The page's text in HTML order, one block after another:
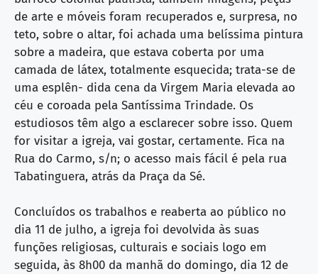
de arte e móveis foram recuperados e, surpresa, no
teto, sobre o altar, foi achada uma belíssima pintura
sobre a madeira, que estava coberta por uma
camada de látex, totalmente esquecida; trata-se de
uma esplên- dida cena da Virgem Maria elevada ao
céu e coroada pela Santíssima Trindade. Os
estudiosos têm algo a esclarecer sobre isso. Quem
for visitar a igreja, vai gostar, certamente. Fica na
Rua do Carmo, s/n; o acesso mais fácil é pela rua
Tabatinguera, atrás da Praça da Sé.
Concluídos os trabalhos e reaberta ao público no
dia 11 de julho, a igreja foi devolvida às suas
funções religiosas, culturais e sociais logo em
seguida, às 8h00 da manhã do domingo, dia 12 de